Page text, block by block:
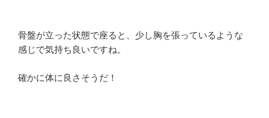
骨盤が立った状態で座ると、少し胸を張っているような
感じで気持ち良いですね。
確かに体に良さそうだ！